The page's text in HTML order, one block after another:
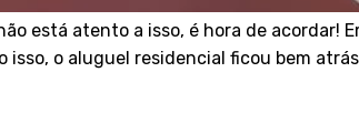
está atento a isso, é hora de acordar!
isso, o aluguel residencial ficou bem